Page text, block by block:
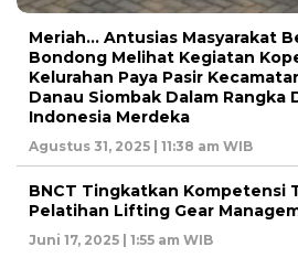
Meriah… Antusias Masyarakat
Bondong Melihat Kegiatan
Kelurahan Paya Pasir
Danau Siombak Dalam Rangka
Indonesia Merdeka
Agustus 31, 2025 | 11:38 am WIB
BNCT Tingkatkan Kompetensi
Pelatihan Lifting Gear
Juni 17, 2025 | 1:55 am WIB